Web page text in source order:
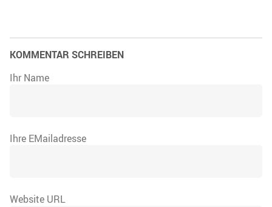
KOMMENTAR SCHREIBEN
Ihr Name
Ihre EMailadresse
Website URL